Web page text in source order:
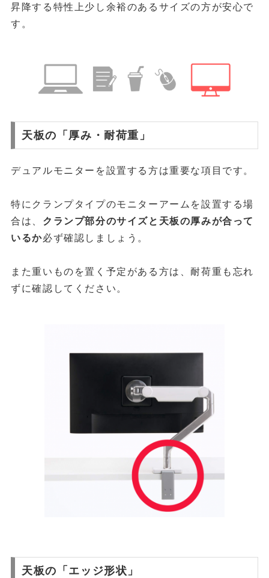
昇降する特性上少し余裕のあるサイズの方が安心で
す。
天板の「厚み・耐荷重」
デュアルモニターを設置する方は重要な項目です。
特にクランプタイプのモニターアームを設置する場
合は、 クランプ部分のサイズと天板の厚みが合って
いるか必ず確認しましょう。
また重いものを置く予定がある方は、耐荷重も忘れ
ずに確認してください。
天板の「エッジ形状」